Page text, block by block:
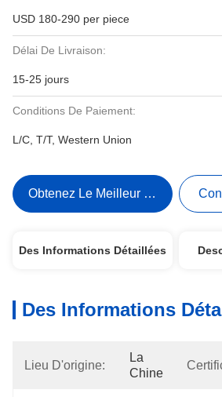
USD 180-290 per piece
Délai De Livraison:
15-25 jours
Conditions De Paiement:
L/C, T/T, Western Union
Obtenez Le Meilleur Prix
Des Informations Détaillées
Des Informations
Lieu D'origine:
La
Chine